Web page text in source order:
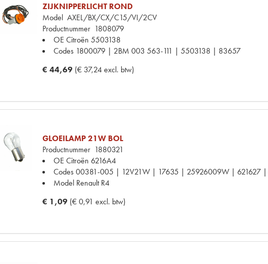
ZIJKNIPPERLICHT ROND
Model AXEL/BX/CX/C15/VI/2CV
Productnummer 1808079
OE Citroën 5503138
Codes 1800079 | 2BM 003 563-111 | 5503138 | 83657
€ 44,69 (€ 37,24 excl. btw)
GLOEILAMP 21W BOL
Productnummer 1880321
OE Citroën 6216A4
Codes00381-005 | 12V21W | 17635 | 25926009W | 621627 |
Model Renault R4
€ 1,09 (€ 0,91 excl. btw)